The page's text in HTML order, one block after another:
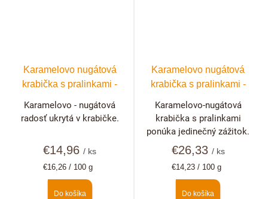
Karamelovo nugátová
krabička s pralinkami -
€14,96/ ks
Jednotková
€16,26 / 100 g
Do košíka
Karamelovo - nugátová
radosť ukrytá v krabičke.
Karamelovo nugátová
krabička s pralinkami -
€26,33 / ks
Jednotková
€14,23 / 100 g
Do košíka
Karamelovo-nugátová
krabička s pralinkami
ponúka jedinečný zážitok.